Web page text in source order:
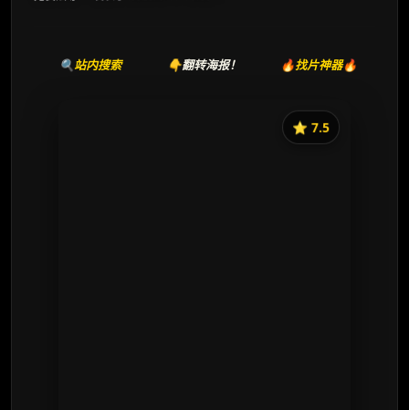
🔍站内搜索 👇翻转海报！ 🔥找片神器🔥
⭐️ 7.5
《我为喜剧狂》